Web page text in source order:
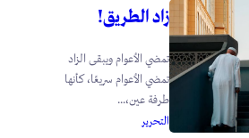
زاد الطريق!
تمضي الأعوام ويبقى الزاد
تمضي الأعوام سريعًا، كأنها
طرفة عين،...
التحرير